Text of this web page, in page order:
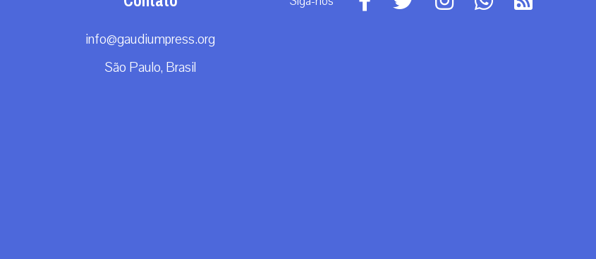
info@gaudiumpress.org
São Paulo, Brasil